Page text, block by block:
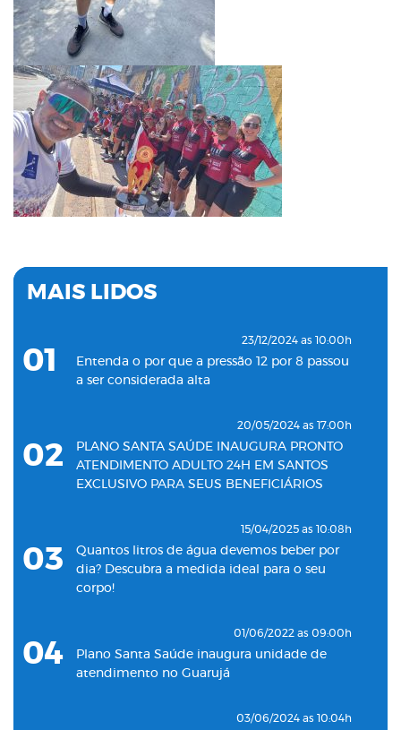
MAIS LIDOS
01
23/12/2024 as 10:00h
Entenda o por que a pressão 12 por 8 passou
a ser considerada alta
02
20/05/2024 as 17:00h
PLANO SANTA SAÚDE INAUGURA PRONTO
ATENDIMENTO ADULTO 24H EM SANTOS
EXCLUSIVO PARA SEUS BENEFICIÁRIOS
03
15/04/2025 as 10:08h
Quantos litros de água devemos beber por
dia? Descubra a medida ideal para o seu
corpo!
04
01/06/2022 as 09:00h
Plano Santa Saúde inaugura unidade de
atendimento no Guarujá
03/06/2024 as 10:04h